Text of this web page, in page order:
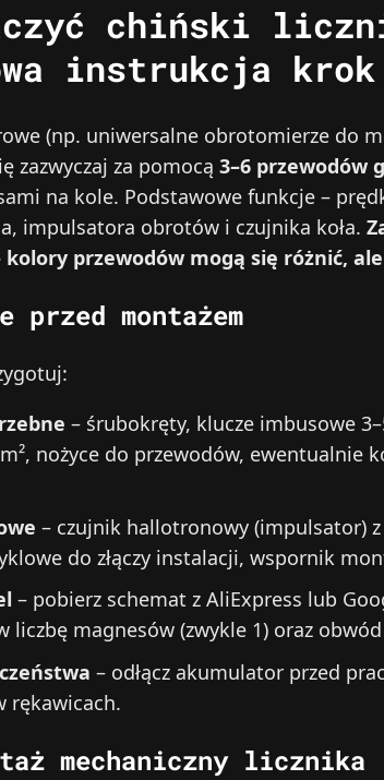
chiński
instrukcja
(np. uniwersalne obrotomierze do
zazwyczaj za pomocą 3–6 przewodów
na kole. Podstawowe funkcje –
impulsatora obrotów i czujnika koła.
przewodów mogą się różnić,
przed montażem
– śrubokręty, klucze imbusowe
nożyce do przewodów, ewentualnie
– czujnik hallotronowy (impulsator) z
do złączy instalacji, wspornik
– pobierz schemat z AliExpress lub
liczbę magnesów (zwykle 1) oraz obwód
– odłącz akumulator przed
rękawicach.
mechaniczny licznika